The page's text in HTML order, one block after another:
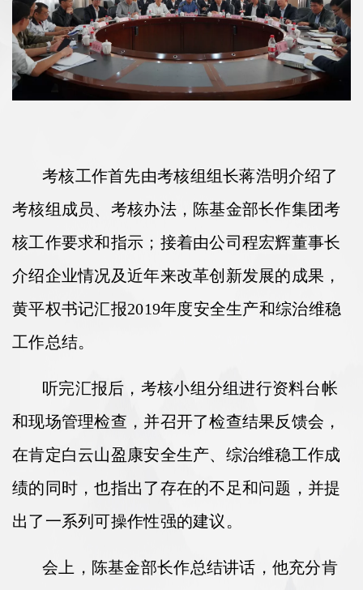
考核工作首先由考核组组长蒋浩明介绍了
考核组成员、考核办法，陈基金部长作集团考
核工作要求和指示；接着由公司程宏辉董事长
介绍企业情况及近年来改革创新发展的成果，
黄平权书记汇报2019年度安全生产和综治维稳
工作总结。
听完汇报后，考核小组分组进行资料台帐
和现场管理检查，并召开了检查结果反馈会，
在肯定白云山盈康安全生产、综治维稳工作成
绩的同时，也指出了存在的不足和问题，并提
出了一系列可操作性强的建议。
会上，陈基金部长作总结讲话，他充分肯